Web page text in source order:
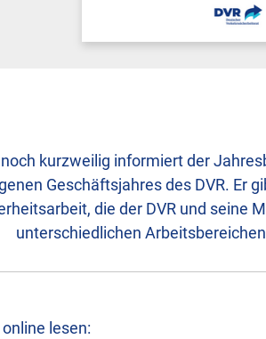
kurzweilig informiert der
Geschäftsjahres des DVR. Er
die der DVR und seine
unterschiedlichen
lesen: